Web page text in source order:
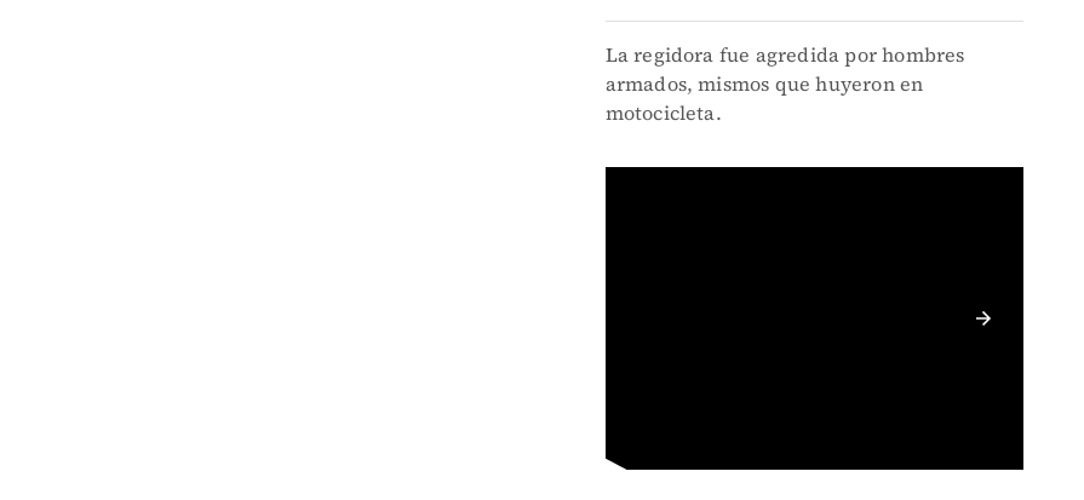
La regidora fue agredida por hombres
armados, mismos que huyeron en
motocicleta.